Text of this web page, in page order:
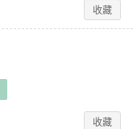
收藏
收藏